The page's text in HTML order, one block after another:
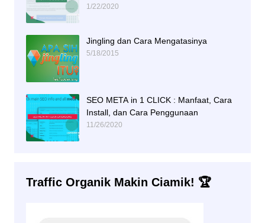
1/22/2020
Jingling dan Cara Mengatasinya
5/18/2015
SEO META in 1 CLICK : Manfaat, Cara
Install, dan Cara Penggunaan
11/26/2020
Traffic Organik Makin Ciamik! 🏆